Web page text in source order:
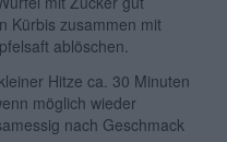
Kürbis zusammen mit
ablöschen.
Hitze ca. 30 Minuten
möglich wieder
nach Geschmack